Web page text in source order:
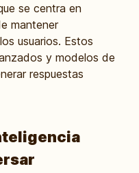
se centra en
mantener
usuarios. Estos
y modelos de
respuestas